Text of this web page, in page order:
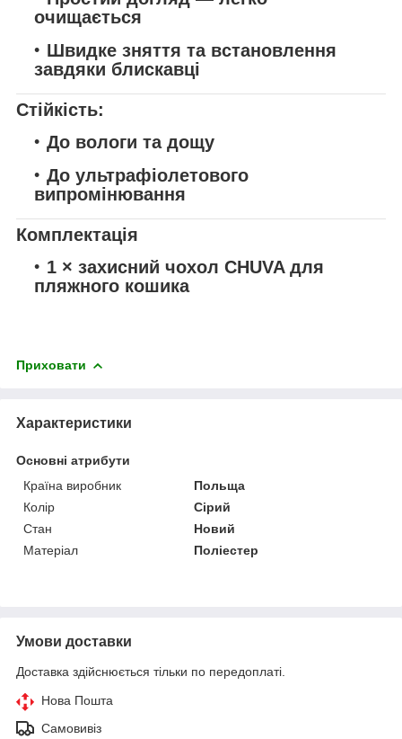
очищається
Швидке зняття та встановлення
завдяки блискавці
Стійкість:
До вологи та дощу
До ультрафіолетового
випромінювання
Комплектація
1 × захисний чохол CHUVA для
пляжного кошика
Приховати
Характеристики
Основні атрибути
Країна виробник
Польща
Колір
Сірий
Стан
Новий
Матеріал
Поліестер
Умови доставки
Доставка здійснюється тільки по передоплаті.
Нова Пошта
Самовивіз